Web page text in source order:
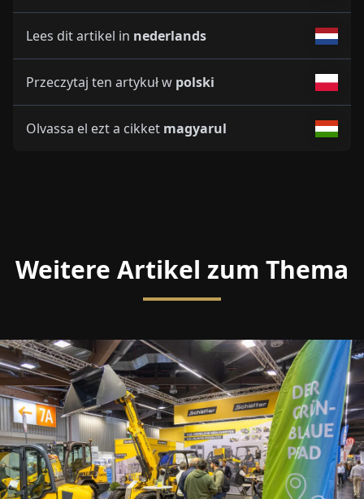
Lees dit artikel in nederlands
Przeczytaj ten artykuł w polski
Olvassa el ezt a cikket magyarul
Weitere Artikel zum Thema